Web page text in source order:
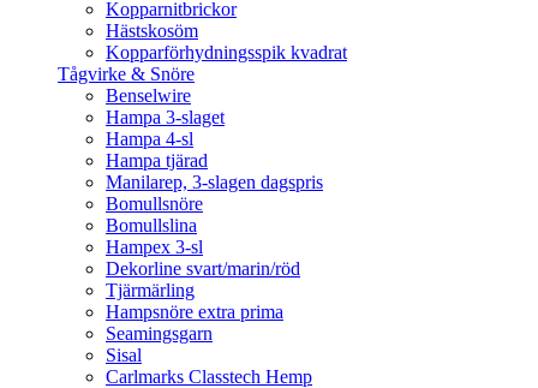
Kopparnitbrickor
Hästskosöm
Kopparförhydningsspik kvadrat
Tågvirke & Snöre
Benselwire
Hampa 3-slaget
Hampa 4-sl
Hampa tjärad
Manilarep, 3-slagen dagspris
Bomullsnöre
Bomullslina
Hampex 3-sl
Dekorline svart/marin/röd
Tjärmärling
Hampsnöre extra prima
Seamingsgarn
Sisal
Carlmarks Classtech Hemp